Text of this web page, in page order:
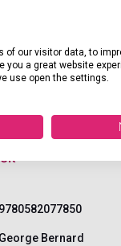
9780582077850
George Bernard
of our visitor data, to
you a great website
use open the settings.